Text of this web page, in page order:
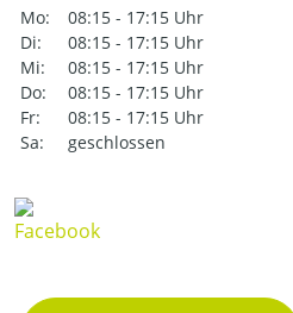
Mo:
08:15 - 17:15 Uhr
Di:
08:15 - 17:15 Uhr
Mi:
08:15 - 17:15 Uhr
Do:
08:15 - 17:15 Uhr
Fr:
08:15 - 17:15 Uhr
Sa:
geschlossen